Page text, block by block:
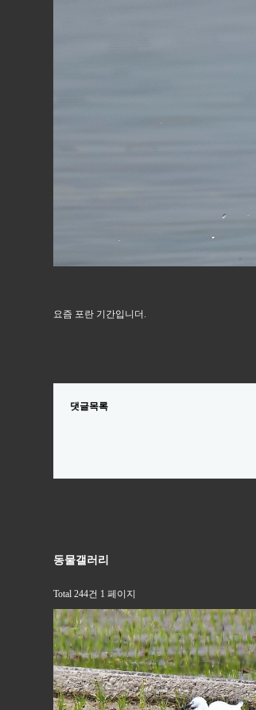
요즘 포란 기간입니더.
댓글목록
동물갤러리
Total 244건 1 페이지